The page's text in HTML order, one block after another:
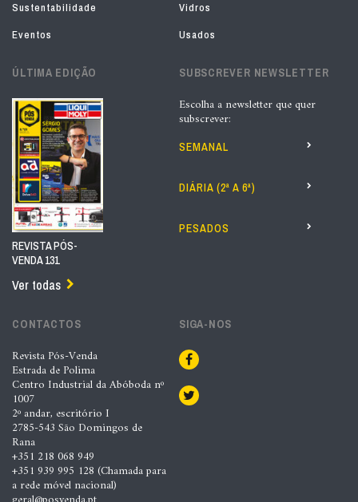
Sustentabilidade
Vidros
Eventos
Usados
ÚLTIMA EDIÇÃO
REVISTA PÓS-
VENDA 131
Ver todas
SUBSCREVER NEWSLETTER
Escolha a newsletter que quer
subscrever:
SEMANAL
DIÁRIA (2ª A 6ª)
PESADOS
CONTACTOS
Revista Pós-Venda
Estrada de Polima
Centro Industrial da Abóboda nº
1007
2º andar, escritório I
2785-543 São Domingos de
Rana
+351 218 068 949
+351 939 995 128 (Chamada para
a rede móvel nacional)
SIGA-NOS